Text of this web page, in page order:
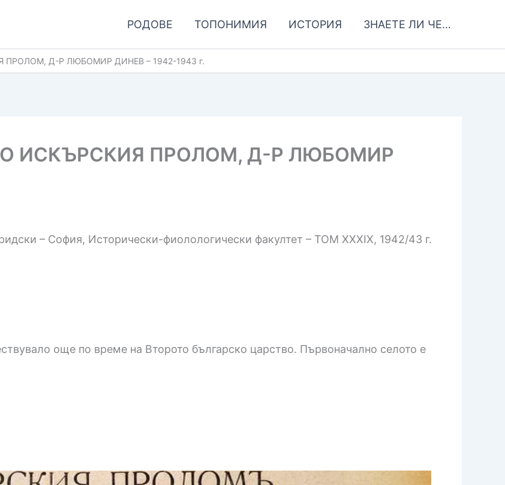
РОДОВЕ ТОПОНИМИЯ ИСТОРИЯ ЗНАЕТЕ ЛИ ЧЕ…
Д-Р ЛЮБОМИР ДИНЕВ – 1942-1943 г.
ИСКЪРСКИЯ ПРОЛОМ, Д-Р ЛЮБОМИР
– София, Исторически-фиолологически факултет – ТОМ XXXIX, 1942/43 г.
още по време на Второто българско царство. Първоначално селото е